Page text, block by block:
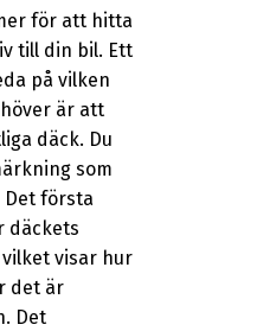
för att hitta
till din bil. Ett
på vilken
är att
däck. Du
som
Det första
däckets
visar hur
det är
Det